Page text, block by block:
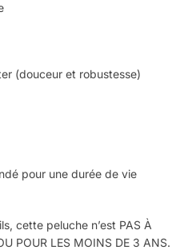
(douceur et robustesse)
pour une durée de vie
cette peluche n’est PAS À
POUR LES MOINS DE 3 ANS.